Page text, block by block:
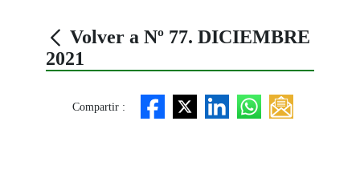
Volver a Nº 77. DICIEMBRE
2021
Compartir :